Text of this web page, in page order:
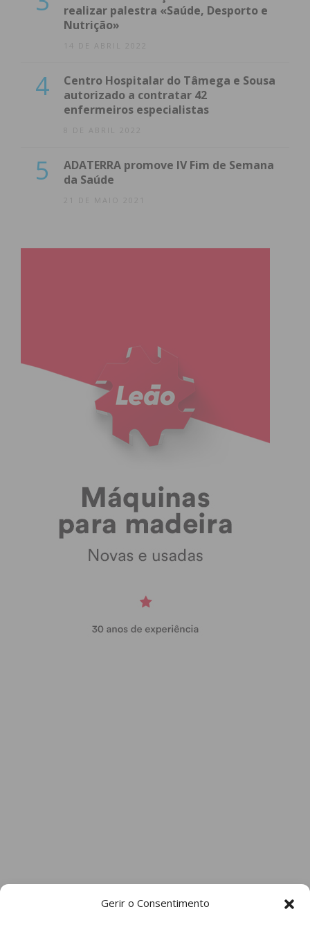
Gerir o Consentimento
Subscreva a newsletter do
Assine nossa newsletter por e-mail e
obtenha de forma regular a informação
realizar palestra «Saúde, Desporto e
Nutrição»
14 DE ABRIL 2022
4
Centro Hospitalar do Tâmega e Sousa
autorizado a contratar 42
enfermeiros especialistas
8 DE ABRIL 2022
5
ADATERRA promove IV Fim de Semana
da Saúde
21 DE MAIO 2021